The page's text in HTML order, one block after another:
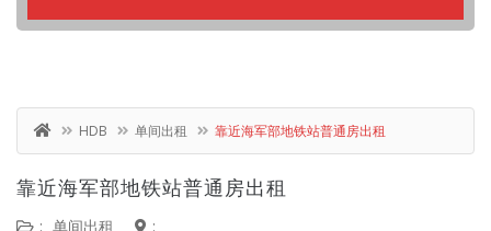
HDB 单间出租 靠近海军部地铁站普通房出租
靠近海军部地铁站普通房出租
: 单间出租 :